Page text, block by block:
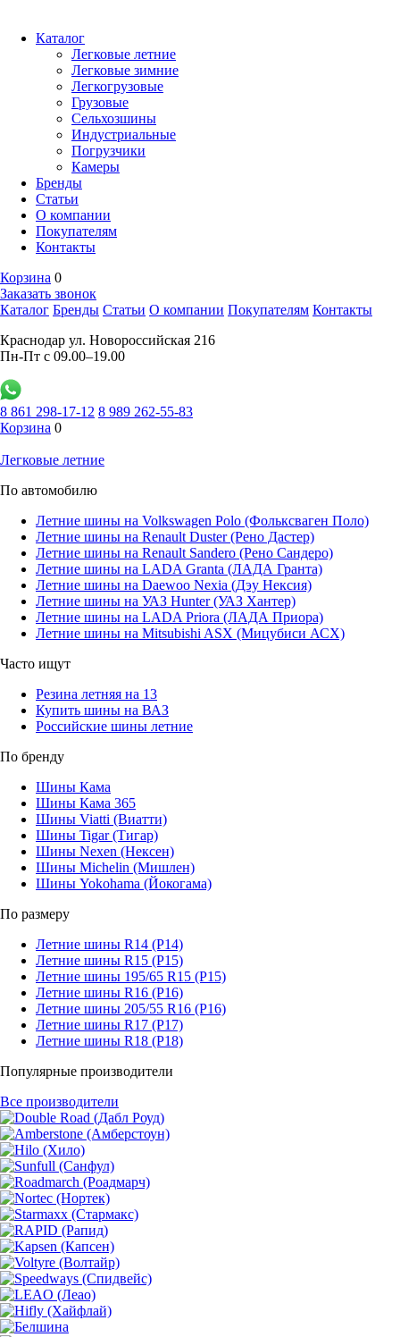
Каталог
Легковые летние
Легковые зимние
Легкогрузовые
Грузовые
Сельхозшины
Индустриальные
Погрузчики
Камеры
Бренды
Статьи
О компании
Покупателям
Контакты
Корзина 0
Заказать звонок
Каталог Бренды Статьи О компании Покупателям Контакты
Краснодар ул. Новороссийская 216
Пн-Пт с 09.00–19.00
8 861 298-17-12 8 989 262-55-83
Корзина 0
Легковые летние
По автомобилю
Летние шины на Volkswagen Polo (Фольксваген Поло)
Летние шины на Renault Duster (Рено Дастер)
Летние шины на Renault Sandero (Рено Сандеро)
Летние шины на LADA Granta (ЛАДА Гранта)
Летние шины на Daewoo Nexia (Дэу Нексия)
Летние шины на УАЗ Hunter (УАЗ Хантер)
Летние шины на LADA Priora (ЛАДА Приора)
Летние шины на Mitsubishi ASX (Мицубиси АСХ)
Часто ищут
Резина летняя на 13
Купить шины на ВАЗ
Российские шины летние
По бренду
Шины Кама
Шины Кама 365
Шины Viatti (Виатти)
Шины Tigar (Тигар)
Шины Nexen (Нексен)
Шины Michelin (Мишлен)
Шины Yokohama (Йокогама)
По размеру
Летние шины R14 (Р14)
Летние шины R15 (Р15)
Летние шины 195/65 R15 (Р15)
Летние шины R16 (Р16)
Летние шины 205/55 R16 (Р16)
Летние шины R17 (Р17)
Летние шины R18 (Р18)
Популярные производители
Все производители